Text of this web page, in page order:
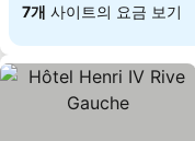
7개 사이트의 요금 보기